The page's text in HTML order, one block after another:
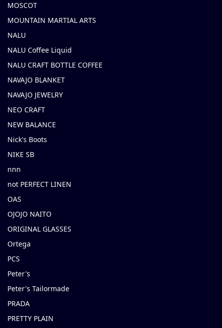
MOSCOT
MOUNTAIN MARTIAL ARTS
NALU
NALU Coffee Liquid
NALU CRAFT BOTTLE COFFEE
NAVAJO BLANKET
NAVAJO JEWELRY
NEO CRAFT
NEW BALANCE
Nick's Boots
NIKE SB
nnn
not PERFECT LINEN
OAS
OJOJO NAITO
ORIGINAL GLASSES
Ortega
PCS
Peter's
Peter's Tailormade
PRADA
PRETTY PLAIN